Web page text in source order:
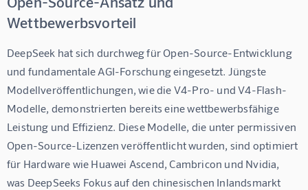
Wettbewerbsvorteil
DeepSeek hat sich durchweg für Open-Source-Entwicklung
und fundamentale AGI-Forschung eingesetzt. Jüngste
Modellveröffentlichungen, wie die V4-Pro- und V4-Flash-
Modelle, demonstrierten bereits eine wettbewerbsfähige
Leistung und Effizienz. Diese Modelle, die unter permissiven
Open-Source-Lizenzen veröffentlicht wurden, sind optimiert
für Hardware wie Huawei Ascend, Cambricon und Nvidia,
was DeepSeeks Fokus auf den chinesischen Inlandsmarkt